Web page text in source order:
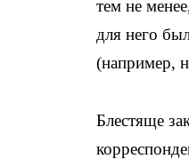
тем не
для него
(например,
Блестяще